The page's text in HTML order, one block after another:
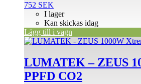
752 SEK
I lager
Kan skickas idag
Lägg till i vagn
LUMATEK – ZEUS
PPFD CO2